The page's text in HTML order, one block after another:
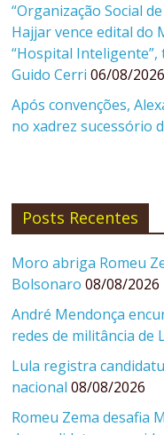
“Organização Social
Hajjar vence edital do
“Hospital Inteligente”,
Guido Cerri 06/08/2026
Após convenções,
no xadrez sucessório
Posts Recentes
Moro abriga Romeu
Bolsonaro 08/08/2026
André Mendonça
redes de militância de
Lula registra
nacional 08/08/2026
Romeu Zema desafia